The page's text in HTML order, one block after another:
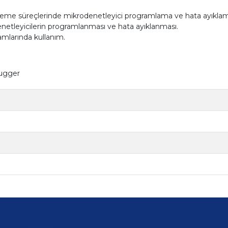
süreçlerinde mikrodenetleyici programlama ve hata
programlanması ve hata ayıklanması.
kullanım.